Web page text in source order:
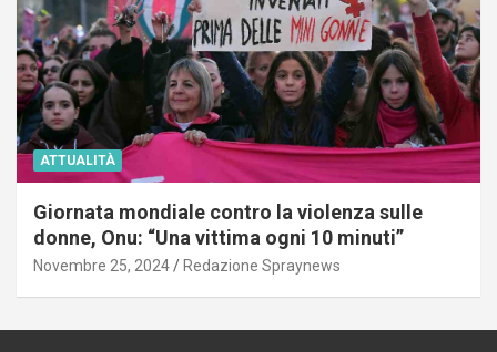
ATTUALITÀ
Giornata mondiale contro la violenza sulle
donne, Onu: “Una vittima ogni 10 minuti”
Novembre 25, 2024 Redazione Spraynews